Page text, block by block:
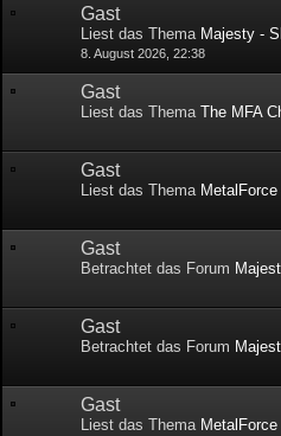
Gast
Liest das Thema Majesty -
8. August 2026, 22:38
Gast
Liest das ThemaThe MFA
Gast
Liest das Thema
Gast
Betrachtet das Forum
Gast
Betrachtet das Forum
Gast
Liest das Thema